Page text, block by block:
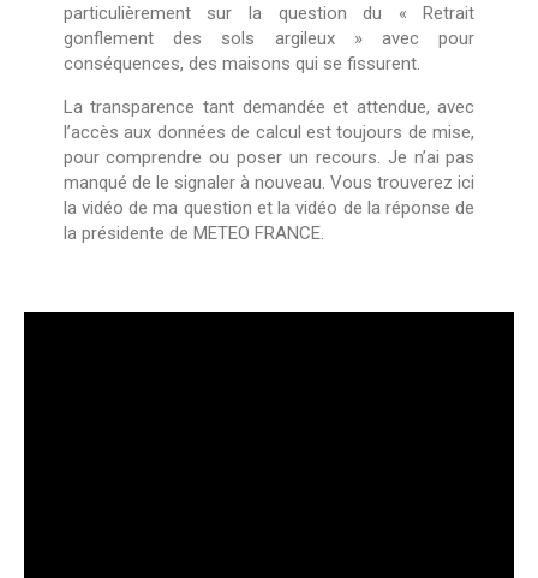
particulièrement sur la question du « Retrait
gonflement des sols argileux » avec pour
conséquences, des maisons qui se fissurent.
La transparence tant demandée et attendue, avec
l’accès aux données de calcul est toujours de mise,
pour comprendre ou poser un recours. Je n’ai pas
manqué de le signaler à nouveau. Vous trouverez ici
la vidéo de ma question et la vidéo de la réponse de
la présidente de METEO FRANCE.